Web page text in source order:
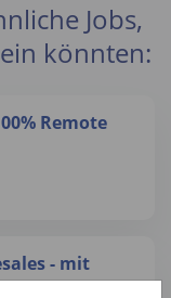
Jobs,
könnten:
Remote
- mit